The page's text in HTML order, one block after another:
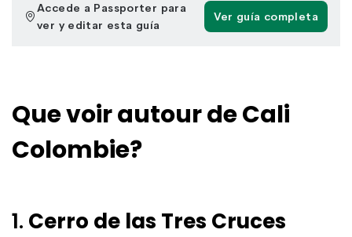
Que voir autour de Cali
Colombie?
1. Cerro de las Tres Cruces